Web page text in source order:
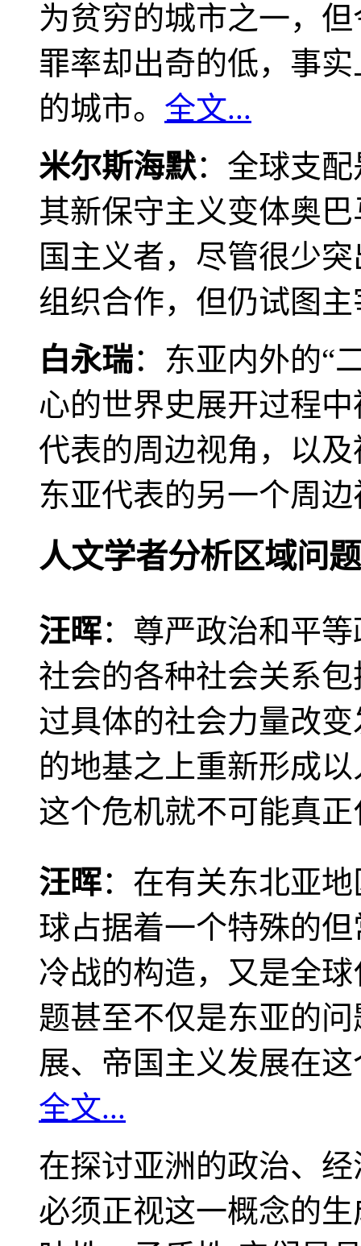
为贫穷的城市之一，
罪率却出奇的低，事
的城市。 全文...
米尔斯海默：全球支
其新保守主义变体奥
国主义者，尽管很少
组织合作，但仍试图
白永瑞：东亚内外的“
心的世界史展开过程
代表的周边视角，以
东亚代表的另一个周
人文学者分析区域问题
汪晖：尊严政治和平
社会的各种社会关系
过具体的社会力量改
的地基之上重新形成
这个危机就不可能真
汪晖：在有关东北亚
球占据着一个特殊的
冷战的构造，又是全
题甚至不仅是东亚的
展、帝国主义发展在
全文...
在探讨亚洲的政治、
必须正视这一概念的